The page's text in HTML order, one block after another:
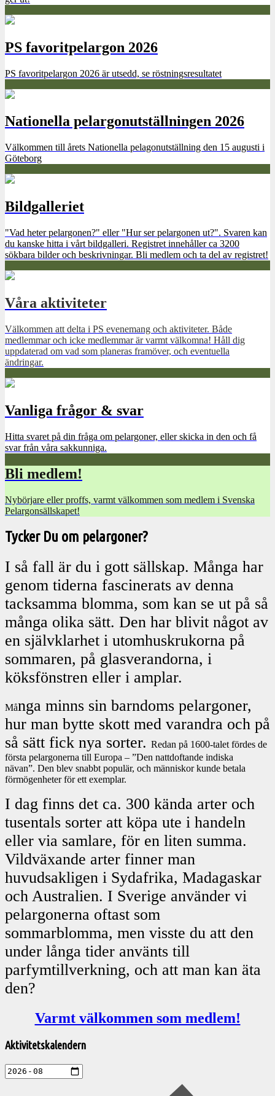
PS favoritpelargon 2026
PS favoritpelargon 2026 är utsedd, se röstningsresultatet
Nationella pelargonutställningen 2026
Välkommen till årets Nationella pelagonutställning den 15 augusti i
Göteborg
Bildgalleriet
"Vad heter pelargonen?" eller "Hur ser pelargonen ut?". Svaren kan
du kanske hitta i vårt bildgalleri. Registret innehåller ca 3200
sökbara bilder och beskrivningar. Bli medlem och ta del av registret!
Våra aktiviteter
Välkommen att delta i PS evenemang och aktiviteter. Både
medlemmar och icke medlemmar är varmt välkomna! Håll dig
uppdaterad om vad som planeras framöver, och eventuella
ändringar.
Vanliga frågor & svar
Hitta svaret på din fråga om pelargoner, eller skicka in den och få
svar från våra sakkunniga.
Bli medlem!
Nybörjare eller proffs, varmt välkommen som medlem i Svenska
Pelargonsällskapet!
Tycker Du om pelargoner?
I så fall är du i gott sällskap. Många har
genom tiderna fascinerats av denna
tacksamma blomma, som kan se ut på så
många olika sätt. Den har blivit något av
en självklarhet i utomhuskrukorna på
sommaren, på glasverandorna, i
köksfönstren eller i amplar.
Många minns sin barndoms pelargoner,
hur man bytte skott med varandra och på
så sätt fick nya sorter. Redan på 1600-talet fördes de
första pelargonerna till Europa – ”Den nattdoftande indiska
nävan”. Den blev snabbt populär, och människor kunde betala
förmögenheter för ett exemplar.
I dag finns det ca. 300 kända arter och
tusentals sorter att köpa ute i handeln
eller via samlare, för en liten summa.
Vildväxande arter finner man
huvudsakligen i Sydafrika, Madagaskar
och Australien. I Sverige använder vi
pelargonerna oftast som
sommarblomma, men visste du att den
under långa tider använts till
parfymtillverkning, och att man kan äta
den?
Varmt välkommen som medlem!
Välkommen
till
Pelargonsällskapets
Aktivitetskalendern